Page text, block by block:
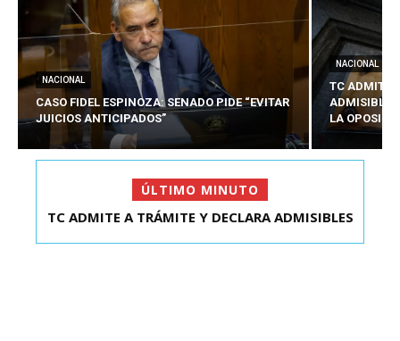
NACIONAL
CASO FIDEL ESPINOZA: SENADO PIDE “EVITAR
JUICIOS ANTICIPADOS”
NACIONAL
TC ADMITE
ADMISIBLES
LA
ÚLTIMO MINUTO
EXDIPUTADO LAVÍN SALIÓ DE CAPITÁN YÁBER
TC ADMITE A TRÁMITE Y DECLARA ADMISIBLES